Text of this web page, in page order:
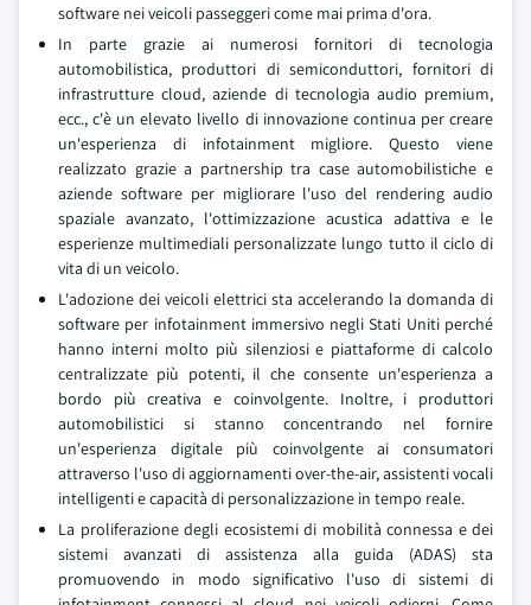
software nei veicoli passeggeri come mai prima d'ora.
In parte grazie ai numerosi fornitori di tecnologia
automobilistica, produttori di semiconduttori, fornitori di
infrastrutture cloud, aziende di tecnologia audio premium,
ecc., c'è un elevato livello di innovazione continua per creare
un'esperienza di infotainment migliore. Questo viene
realizzato grazie a partnership tra case automobilistiche e
aziende software per migliorare l'uso del rendering audio
spaziale avanzato, l'ottimizzazione acustica adattiva e le
esperienze multimediali personalizzate lungo tutto il ciclo di
vita di un veicolo.
L'adozione dei veicoli elettrici sta accelerando la domanda di
software per infotainment immersivo negli Stati Uniti perché
hanno interni molto più silenziosi e piattaforme di calcolo
centralizzate più potenti, il che consente un'esperienza a
bordo più creativa e coinvolgente. Inoltre, i produttori
automobilistici si stanno concentrando nel fornire
un'esperienza digitale più coinvolgente ai consumatori
attraverso l'uso di aggiornamenti over-the-air, assistenti vocali
intelligenti e capacità di personalizzazione in tempo reale.
La proliferazione degli ecosistemi di mobilità connessa e dei
sistemi avanzati di assistenza alla guida (ADAS) sta
promuovendo in modo significativo l'uso di sistemi di